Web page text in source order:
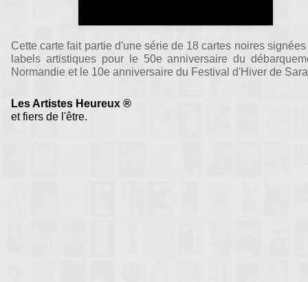
Cette carte fait partie d'une série de 18 cartes noires
labels artistiques pour le 50e anniversaire du
Normandie et le 10e anniversaire du Festival d'Hiver de
Les Artistes Heureux ®
et fiers de l'être.